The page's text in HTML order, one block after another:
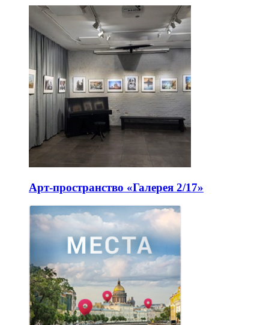
Арт-пространство «Галерея 2/17»